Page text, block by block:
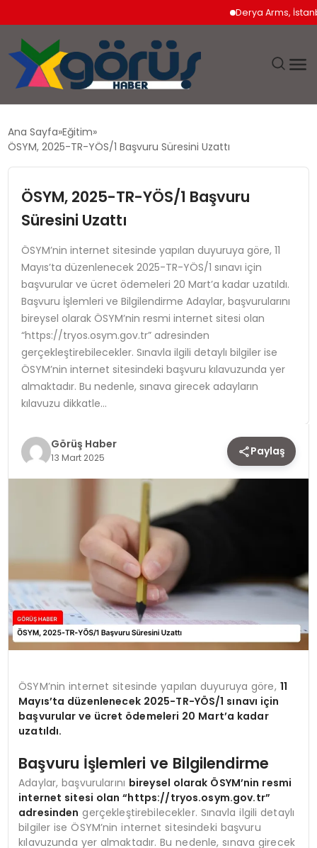
Derya Arms,
GÜNDEM
SAĞLIK
SPOR
TEKNOLOJI
YAŞAM
Ana Sayfa Eğitim
ÖSYM, 2025-TR-YÖS/1 Başvuru Süresini Uzattı
ÖSYM, 2025-TR-YÖS/1 Başvuru
Süresini Uzattı
ÖSYM’nin internet sitesinde yapılan duyuruya göre, 11
Mayıs’ta düzenlenecek 2025-TR-YÖS/1 sınavı için
başvurular ve ücret ödemeleri 20 Mart’a kadar uzatıldı.
Başvuru İşlemleri ve Bilgilendirme Adaylar, başvurularını
bireysel olarak ÖSYM’nin resmi internet sitesi olan
“https://tryos.osym.gov.tr” adresinden
gerçekleştirebilecekler. Sınavla ilgili detaylı bilgiler ise
ÖSYM’nin internet sitesindeki başvuru kılavuzunda yer
almaktadır. Bu nedenle, sınava girecek adayların
kılavuzu dikkatle…
Görüş Haber
13 Mart 2025 Paylaş
ÖSYM’nin internet sitesinde yapılan duyuruya göre, 11
Mayıs’ta düzenlenecek 2025-TR-YÖS/1 sınavı için
başvurular ve ücret ödemeleri 20 Mart’a kadar
uzatıldı.
Başvuru İşlemleri ve Bilgilendirme
Adaylar, başvurularını bireysel olarak ÖSYM’nin resmi
internet sitesi olan “https://tryos.osym.gov.tr”
adresinden gerçekleştirebilecekler. Sınavla ilgili detaylı
bilgiler ise ÖSYM’nin internet sitesindeki başvuru
kılavuzunda yer almaktadır. Bu nedenle, sınava girecek